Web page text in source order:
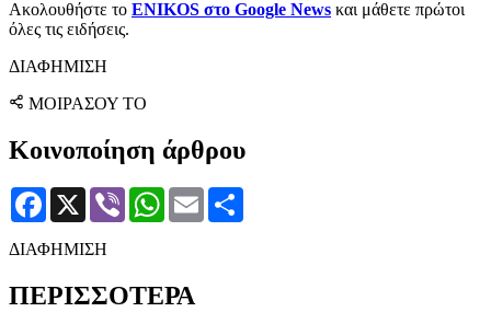
Ακολουθήστε το ENIKOS στο Google News και μάθετε πρώτοι
όλες τις ειδήσεις.
ΔΙΑΦΗΜΙΣΗ
ΜΟΙΡΑΣΟΥ ΤΟ
Κοινοποίηση άρθρου
Facebook
X Viber WhatsApp
Email
ΔΙΑΦΗΜΙΣΗ
ΠΕΡΙΣΣΟΤΕΡΑ